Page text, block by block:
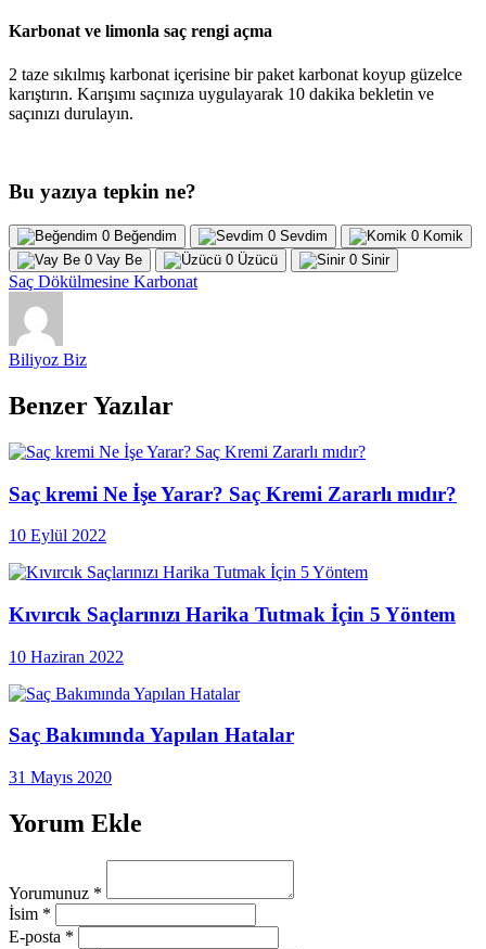
Karbonat ve limonla saç rengi açma
2 taze sıkılmış karbonat içerisine bir paket karbonat koyup güzelce
karıştırın. Karışımı saçınıza uygulayarak 10 dakika bekletin ve
saçınızı durulayın.
Bu yazıya tepkin ne?
0 Beğendim 0 Sevdim 0 Komik
0 Vay Be 0 Üzücü 0 Sinir
Saç Dökülmesine Karbonat
Biliyoz Biz
Benzer Yazılar
Saç kremi Ne İşe Yarar? Saç Kremi Zararlı mıdır?
10 Eylül 2022
Kıvırcık Saçlarınızı Harika Tutmak İçin 5 Yöntem
10 Haziran 2022
Saç Bakımında Yapılan Hatalar
31 Mayıs 2020
Yorum Ekle
Yorumunuz *
İsim *
E-posta *